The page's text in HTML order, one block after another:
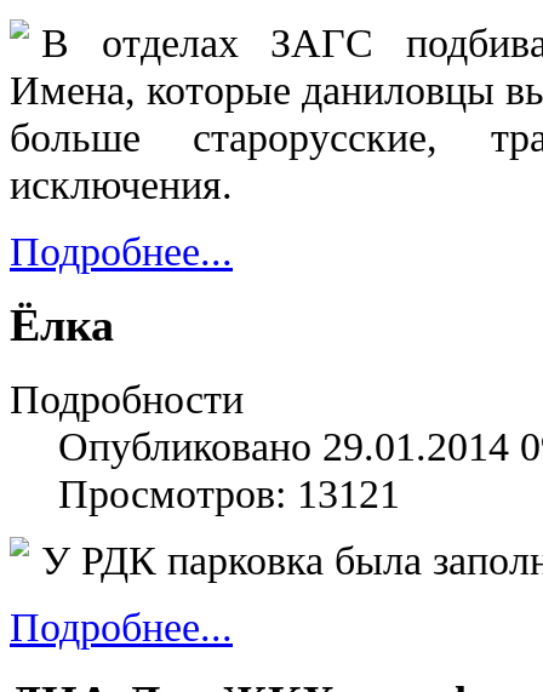
В отделах ЗАГС
Имена, которые даниловцы
больше старорусские,
исключения.
Подробнее...
Ёлка
Подробности
Опубликовано 29.01.2014
Просмотров: 13121
У РДК парковка была
Подробнее...